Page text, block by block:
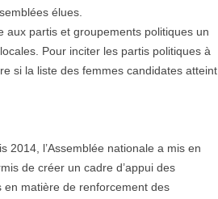
élues.
aux partis et groupements politiques un
Pour inciter les partis politiques à
si la liste des femmes candidates atteint
2014, l’Assemblée nationale a mis en
de créer un cadre d’appui des
matière de renforcement des